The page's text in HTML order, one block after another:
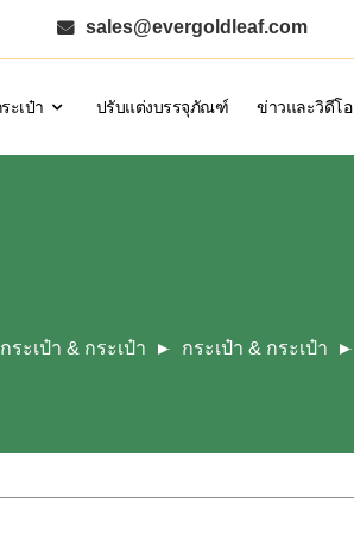
sales@evergoldleaf.com
ะเป๋า ปรับแต่งบรรจุภัณฑ์ ข่าวและวิดีโอ
กระเป๋า & กระเป๋า กระเป๋า & กระเป๋า